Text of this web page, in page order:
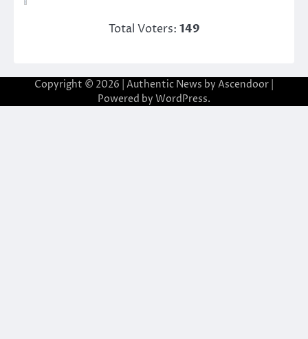
Total Voters: 149
Copyright © 2026 | Authentic News by Ascendoor
Powered by WordPress.